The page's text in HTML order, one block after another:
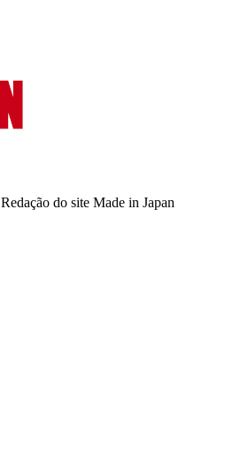
Redação do site Made in Japan